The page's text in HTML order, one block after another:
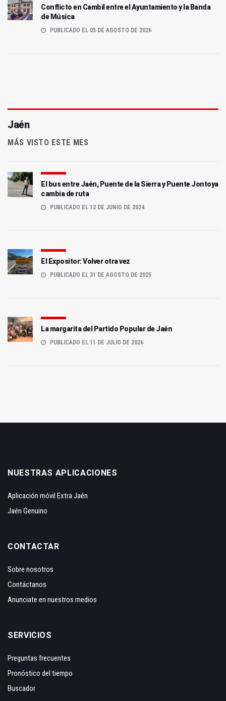
Conflicto en Cambil entre el Ayuntamiento y la Banda
de Música
PUBLICADO EL 05 DE AGOSTO DE 2026
Jaén
MÁS VISTO ESTE MES
El bus entre Jaén, Puente de la Sierra y Puente Jontoya
cambia de ruta
PUBLICADO EL 12 DE JUNIO DE 2024
El Expositor: Volver otra vez
PUBLICADO EL 31 DE AGOSTO DE 2025
La margarita del Partido Popular de Jaén
PUBLICADO EL 11 DE JULIO DE 2026
NUESTRAS APLICACIONES
Aplicación móvil Extra Jaén
Jaén Genuino
CONTACTAR
Sobre nosotros
Contáctanos
Anunciate en nuestros medios
SERVICIOS
Preguntas frecuentes
Pronóstico del tiempo
Buscador